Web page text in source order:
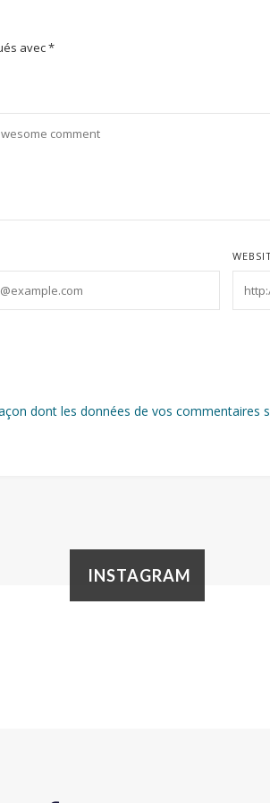
avec*
dont les données de vos commentaires
INSTAGRAM